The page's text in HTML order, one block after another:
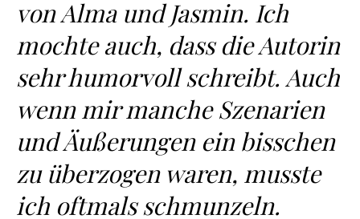
von Alma und Jasmin. Ich
mochte auch, dass die Autorin
sehr humorvoll schreibt. Auch
wenn mir manche Szenarien
und Äußerungen ein bisschen
zu überzogen waren, musste
ich oftmals schmunzeln.